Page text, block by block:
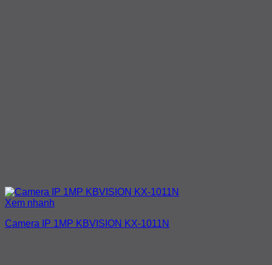
Xem nhanh
Camera IP 1MP KBVISION KX-1011N